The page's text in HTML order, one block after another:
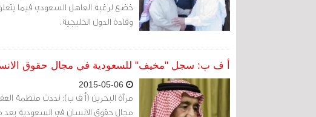
خضع لرغبة العاهل السعودي فيما
وقادة الدول الخليجية.
أ ف ب: سجل "مخيف" للسعودية في مجال حقوق
مجال حقوق الانسان في السعودية بعد